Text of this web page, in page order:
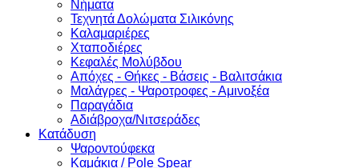
Νήματα
Τεχνητά Δολώματα Σιλικόνης
Καλαμαριέρες
Χταποδιέρες
Κεφαλές Μολύβδου
Απόχες - Θήκες - Βάσεις - Βαλιτσάκια
Μαλάγρες - Ψαροτροφες - Αμινοξέα
Παραγάδια
Αδιάβροχα/Νιτσεράδες
Κατάδυση
Ψαροντούφεκα
Καμάκια / Pole Spear